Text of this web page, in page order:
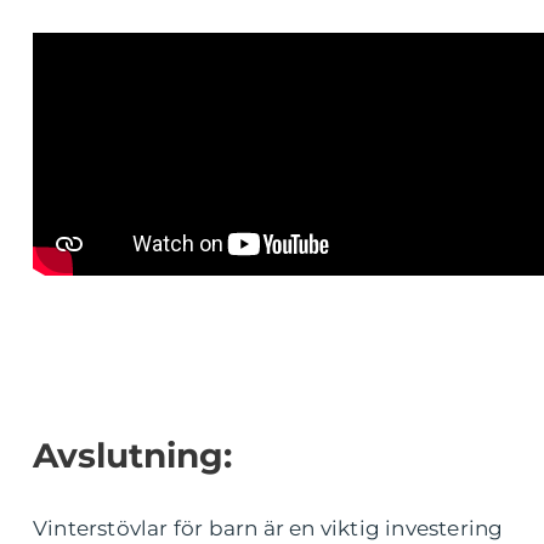
Avslutning:
Vinterstövlar för barn är en viktig investering